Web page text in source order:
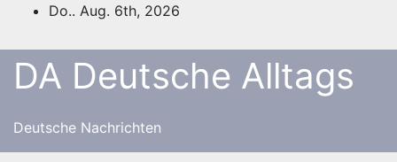
springen
Do.. Aug. 6th, 2026
DA Deutsche Alltags
Deutsche Nachrichten